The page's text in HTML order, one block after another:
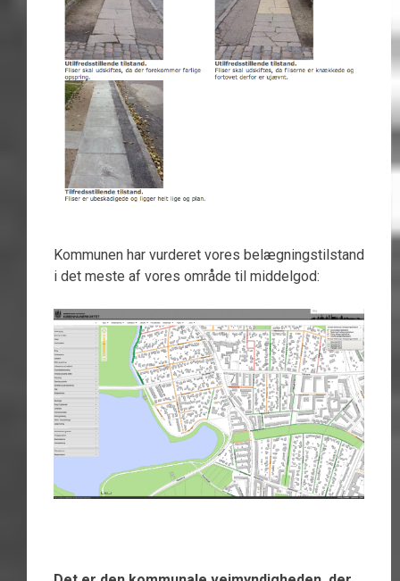
Kommunen har vurderet vores belægningstilstand
i det meste af vores område til middelgod: